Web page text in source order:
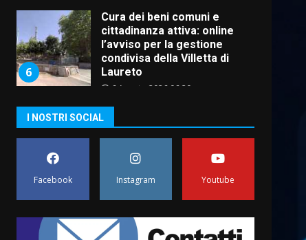
6
Cura dei beni comuni e
cittadinanza attiva: online
l’avviso per la gestione
condivisa della Villetta di
Laureto
6 Agosto 2026 06:20
prima assoluta de “L’Albergo
Belvedere. Il rapimento”
6 Agosto 2026 06:15
appuntamento con “Fasano in
Banda”
I NOSTRI SOCIAL
Facebook Instagram Youtube